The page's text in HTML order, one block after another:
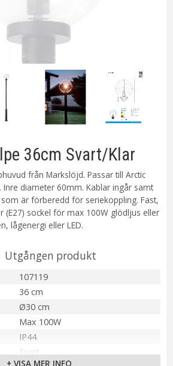
36cm Svart/Klar
från Markslöjd. Passar till Arctic
Inre diameter 60mm. Kablar ingår samt
är förberedd för seriekoppling. Fast,
(E27) sockel för max 100W glödljus eller
lågenergi eller LED.
Utgången produkt
107119
36 cm
Ø30 cm
Max 100W
IP44
Svart
+ VISA MER INFO